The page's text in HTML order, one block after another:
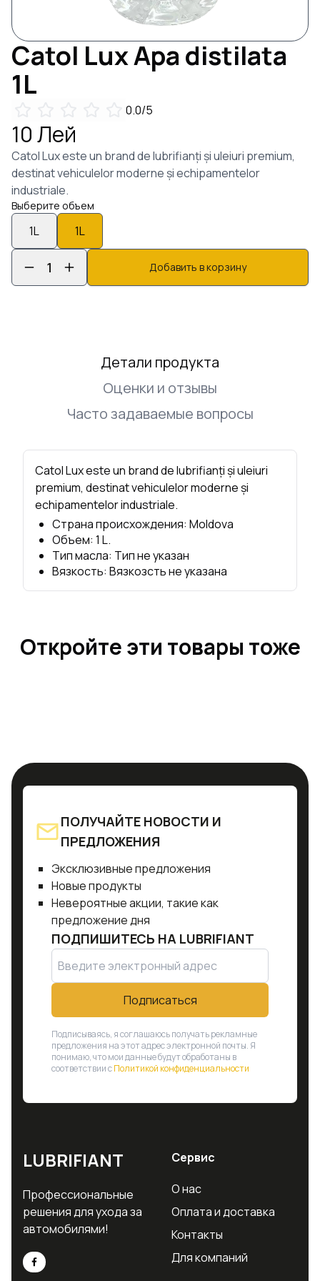
Catol LuxApa distilata
1L
0.0/5
10Лей
Catol Lux este un brand de lubrifianți și uleiuri premium,
destinat vehiculelor moderne și echipamentelor
industriale.
Выберите объем
1L 1L
1 Добавить в корзину
Детали продукта
Оценки и отзывы
Часто задаваемые вопросы
Catol Lux este un brand de lubrifianți și uleiuri
premium, destinat vehiculelor moderne și
echipamentelor industriale.
Страна происхождения: Moldova
Объем: 1 L.
Тип масла: Тип не указан
Вязкость: Вязкозсть не указана
Откройте эти товары тоже
ПОЛУЧАЙТЕ НОВОСТИ И
ПРЕДЛОЖЕНИЯ
Эксклюзивные предложения
Новые продукты
Невероятные акции, такие как
предложение дня
ПОДПИШИТЕСЬ НА LUBRIFIANT
Подписаться
Подписываясь, я соглашаюсь получать рекламные
предложения на этот адрес электронной почты. Я
понимаю, что мои данные будут обработаны в
соответствии сПолитикой конфиденциальности
LUBRIFIANT
Профессиональные
решения для ухода за
автомобилями!
Сервис
О нас
Оплата и доставка
Контакты
Для компаний